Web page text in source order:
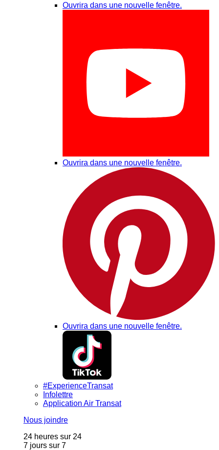
Ouvrira dans une nouvelle fenêtre.
Ouvrira dans une nouvelle fenêtre.
Ouvrira dans une nouvelle fenêtre.
#ExperienceTransat
Infolettre
Application Air Transat
Nous joindre
24 heures sur 24
7 jours sur 7